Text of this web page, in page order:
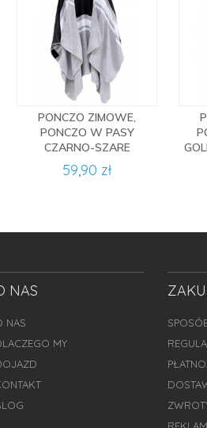
PONCZO ZIMOWE,
PONCZO W PASY
CZARNO-SZARE
59,90 zł
NAS
NAS
MY